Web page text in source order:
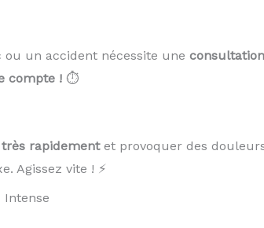
un accident nécessite une
compte !⏱️
très rapidementet provoquer des
Agissez vite ! ⚡
Intense